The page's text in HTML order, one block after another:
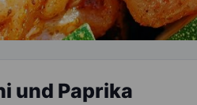
und Paprika